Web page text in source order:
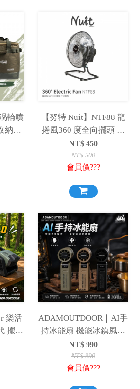
輪噴
納袋
收納
【努特 Nuit】NTF88 龍
捲風360 度全向擺頭 三
段電扇 電風扇 落地扇
NT$ 450
NT$500
會員價???
樂活
擺頭
風
ADAMOUTDOOR｜AI手
持冰能扇 機能冰鎮風扇
掛繩 冰鎮風扇 風扇 手持
風扇 桌扇 冰鎮
NT$ 990
NT$990
會員價???